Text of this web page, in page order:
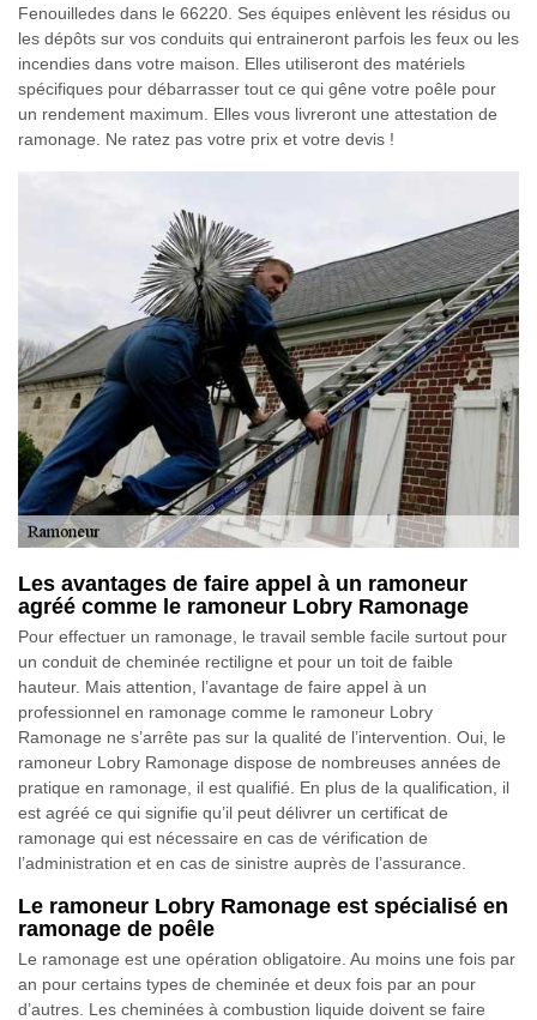
Fenouilledes dans le 66220. Ses équipes enlèvent les résidus ou
les dépôts sur vos conduits qui entraineront parfois les feux ou les
incendies dans votre maison. Elles utiliseront des matériels
spécifiques pour débarrasser tout ce qui gêne votre poêle pour
un rendement maximum. Elles vous livreront une attestation de
ramonage. Ne ratez pas votre prix et votre devis !
Les avantages de faire appel à un ramoneur
agréé comme le ramoneur Lobry Ramonage
Pour effectuer un ramonage, le travail semble facile surtout pour
un conduit de cheminée rectiligne et pour un toit de faible
hauteur. Mais attention, l’avantage de faire appel à un
professionnel en ramonage comme le ramoneur Lobry
Ramonage ne s’arrête pas sur la qualité de l’intervention. Oui, le
ramoneur Lobry Ramonage dispose de nombreuses années de
pratique en ramonage, il est qualifié. En plus de la qualification, il
est agréé ce qui signifie qu’il peut délivrer un certificat de
ramonage qui est nécessaire en cas de vérification de
l’administration et en cas de sinistre auprès de l’assurance.
Le ramoneur Lobry Ramonage est spécialisé en
ramonage de poêle
Le ramonage est une opération obligatoire. Au moins une fois par
an pour certains types de cheminée et deux fois par an pour
d’autres. Les cheminées à combustion liquide doivent se faire